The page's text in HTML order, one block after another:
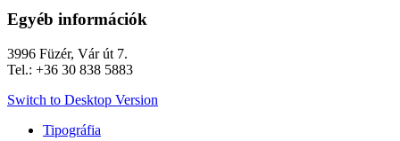
Egyéb információk
3996 Füzér, Vár út 7.
Tel.: +36 30 838 5883
Switch to Desktop Version
Tipográfia